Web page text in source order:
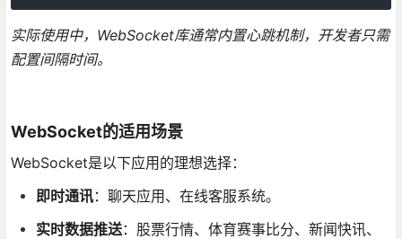
实际使用中，WebSocket库通常内置心跳机制，开发者只需
配置间隔时间。
WebSocket的适用场景
WebSocket是以下应用的理想选择：
即时通讯：聊天应用、在线客服系统。
实时数据推送：股票行情、体育赛事比分、新闻快讯、